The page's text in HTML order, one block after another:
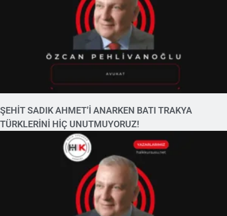
ŞEHİT SADIK AHMET’İ ANARKEN BATI TRAKYA
TÜRKLERİNİ HİÇ UNUTMUYORUZ!